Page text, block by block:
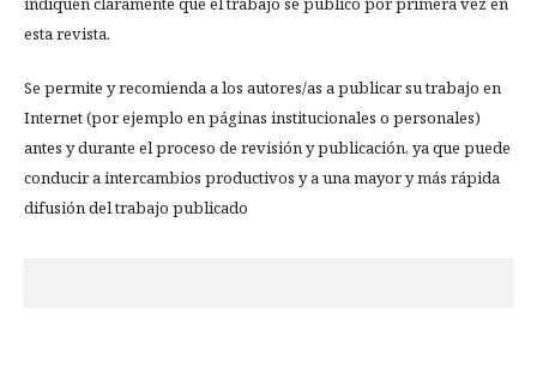
esta revista.
Se permite y recomienda a los autores/as a publicar su trabajo en
Internet (por ejemplo en páginas institucionales o personales)
antes y durante el proceso de revisión y publicación, ya que puede
conducir a intercambios productivos y a una mayor y más rápida
difusión del trabajo publicado